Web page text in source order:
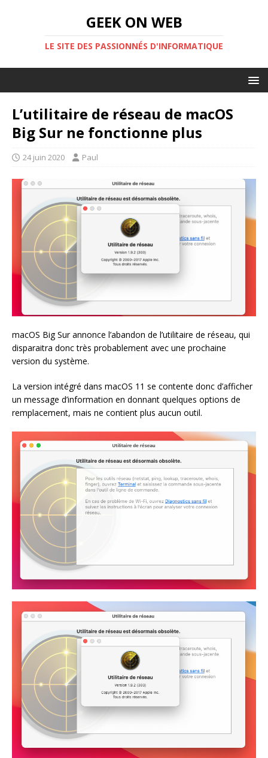
GEEK ON WEB
LE SITE DES PASSIONNÉS D'INFORMATIQUE
L’utilitaire de réseau de macOS
Big Sur ne fonctionne plus
24 juin 2020 Paul
macOS Big Sur annonce l’abandon de l’utilitaire de réseau, qui
disparaitra donc très probablement avec une prochaine
version du système.
La version intégré dans macOS 11 se contente donc d’afficher
un message d’information en donnant quelques options de
remplacement, mais ne contient plus aucun outil.